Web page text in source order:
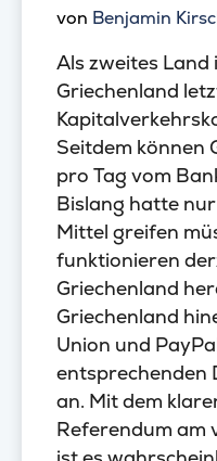
von Benjamin
Als zweites Land
Griechenland
Seitdem können
pro Tag vom
Bislang hatte
Mittel greifen
funktionieren
Griechenland
Griechenland
Union und
entsprechenden
an. Mit dem
Referendum am